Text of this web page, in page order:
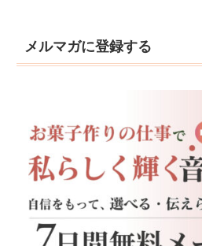
メルマガに登録する